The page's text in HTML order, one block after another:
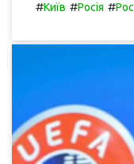
#Київ #Росія #